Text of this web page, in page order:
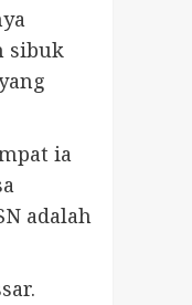
sibuk
ia
adalah